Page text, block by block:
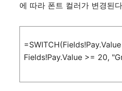
에 따라 폰트 컬러가 변경된다
Fields!Pay.Value >= 20,